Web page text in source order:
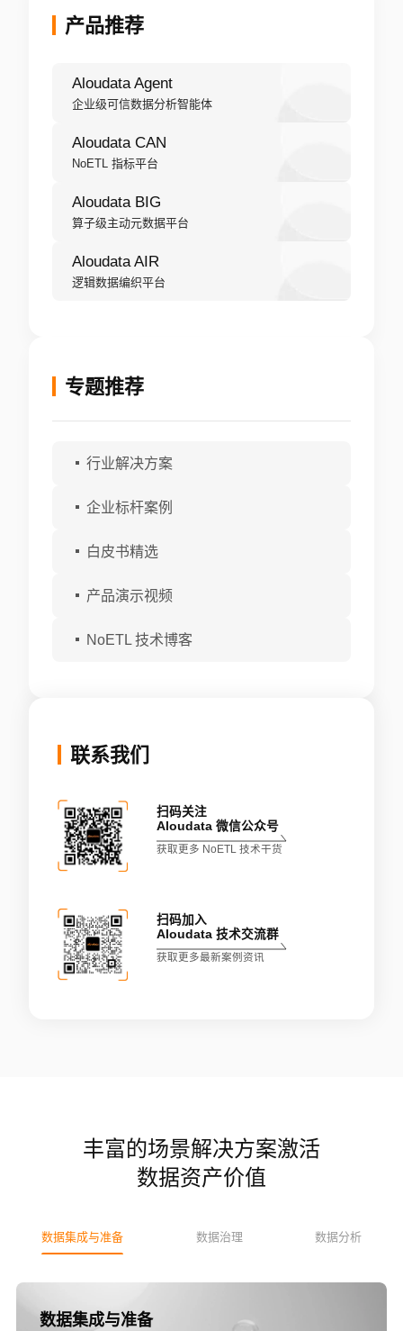
产品推荐
Aloudata Agent
企业级可信数据分析智能体
Aloudata CAN
NoETL 指标平台
Aloudata BIG
算子级主动元数据平台
Aloudata AIR
逻辑数据编织平台
专题推荐
行业解决方案
企业标杆案例
白皮书精选
产品演示视频
NoETL 技术博客
联系我们
扫码关注
Aloudata 微信公众号
获取更多 NoETL 技术干货
扫码加入
Aloudata 技术交流群
获取更多最新案例资讯
丰富的场景解决方案激活
数据资产价值
数据集成与准备
数据集成与准备 数据治理 数据分析